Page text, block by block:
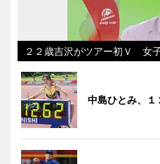
２２歳吉沢がツアー初Ｖ 女
中島ひとみ、１